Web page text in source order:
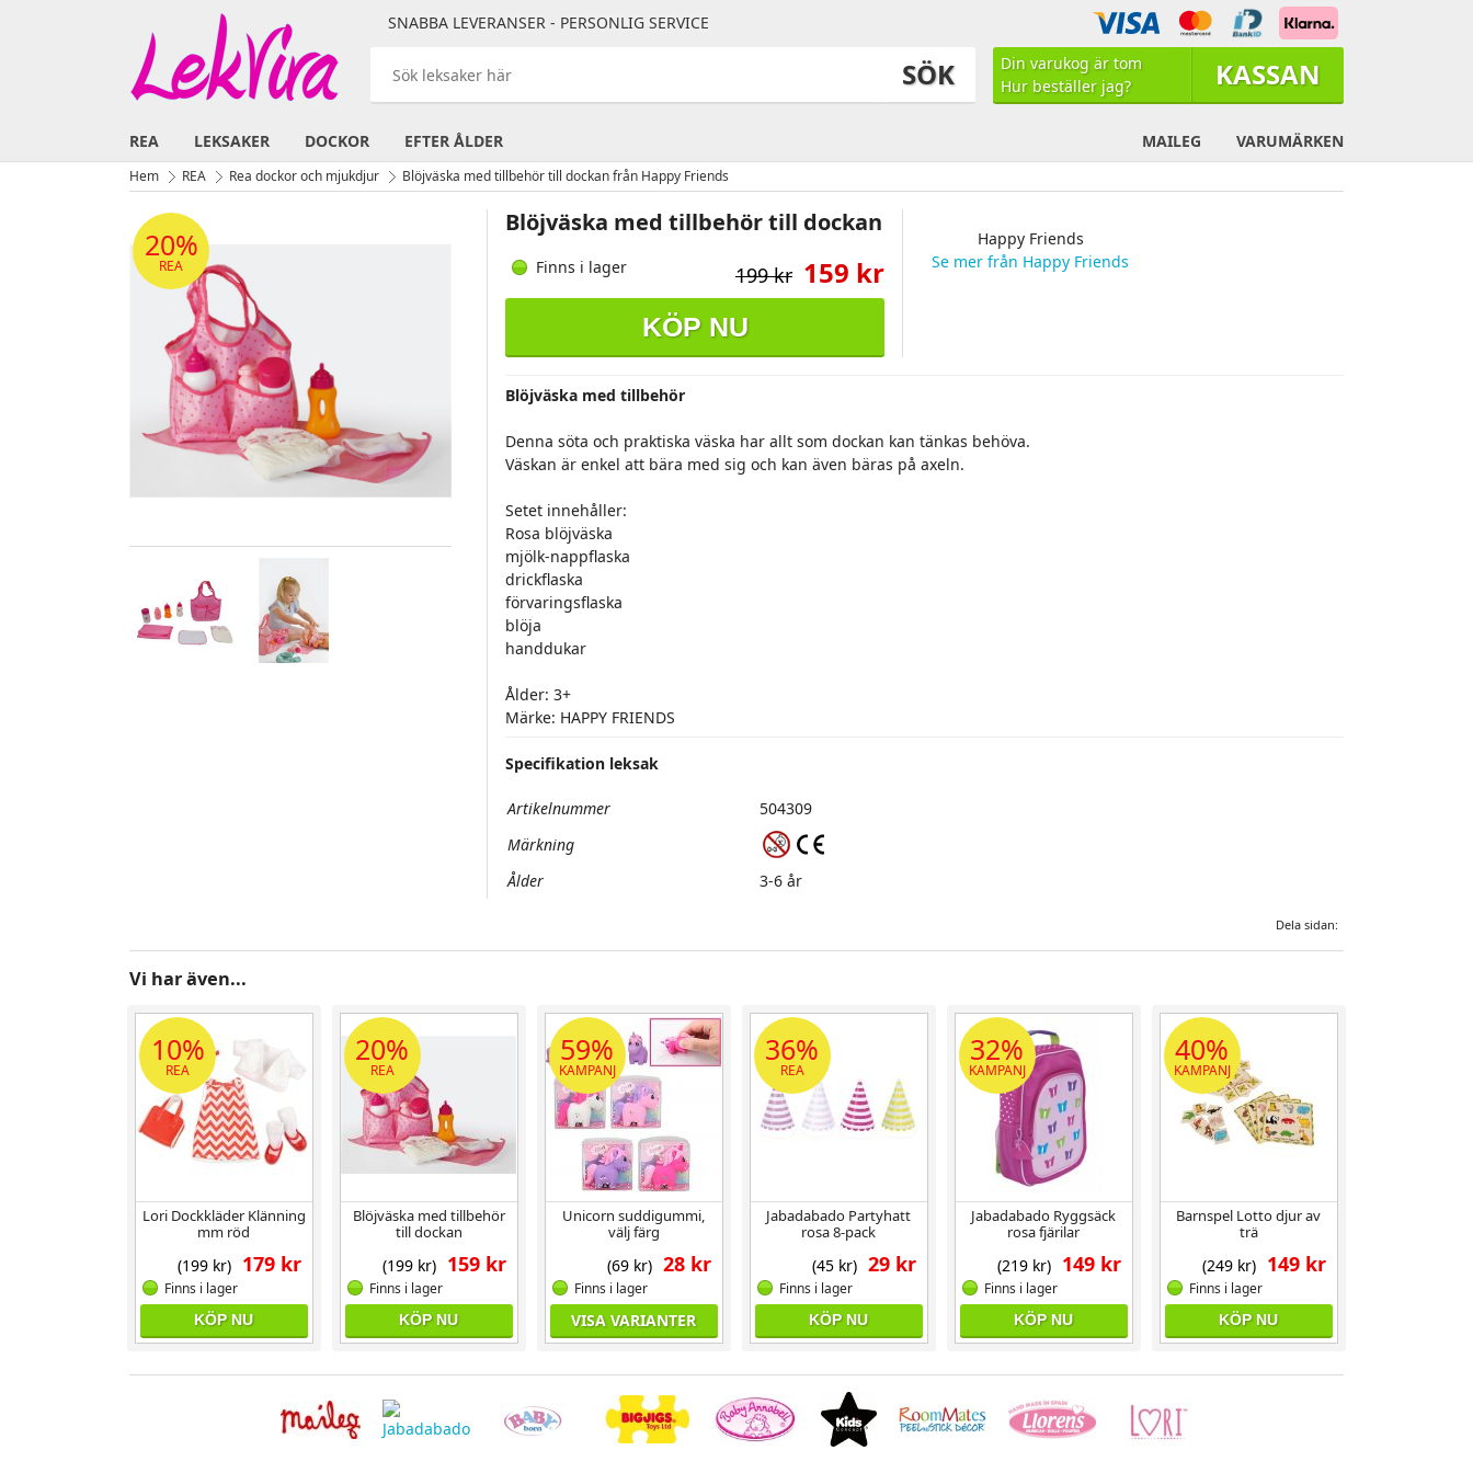
SNABBA LEVERANSER - PERSONLIG SERVICE
SÖK
Din varukog är tom
Hur beställer jag?
KASSAN
REA LEKSAKER DOCKOR EFTER ÅLDER VARUMÄRKEN
MAILEG
Hem REA Rea dockor och mjukdjur Blöjväska med tillbehör till dockan från Happy Friends
20%
REA
Blöjväska med tillbehör till dockan
Finns i lager 159 kr
199 kr
KÖP NU
Happy Friends
Se mer från Happy Friends
Blöjväska med tillbehör
Denna söta och praktiska väska har allt som dockan kan tänkas behöva.
Väskan är enkel att bära med sig och kan även bäras på axeln.
Setet innehåller:
Rosa blöjväska
mjölk-nappflaska
drickflaska
förvaringsflaska
blöja
handdukar
Ålder: 3+
Märke: HAPPY FRIENDS
Specifikation leksak
Artikelnummer
504309
Märkning
Ålder
3-6 år
Dela sidan:
Vi har även...
10%
REA
Lori Dockkläder Klänning
mm röd
179 kr
(199 kr)
Finns i lager
KÖP NU
20%
REA
Blöjväska med tillbehör
till dockan
159 kr
(199 kr)
Finns i lager
KÖP NU
59%
KAMPANJ
Unicorn suddigummi,
välj färg
28 kr
(69 kr)
Finns i lager
VISA VARIANTER
36%
REA
Jabadabado Partyhatt
rosa 8-pack
29 kr
(45 kr)
Finns i lager
KÖP NU
32%
KAMPANJ
Jabadabado Ryggsäck
rosa fjärilar
149 kr
(219 kr)
Finns i lager
KÖP NU
40%
KAMPANJ
Barnspel Lotto djur av
trä
149 kr
(249 kr)
Finns i lager
KÖP NU